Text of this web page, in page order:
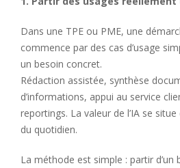
Dans une TPE ou PME, une
commence par des cas d’usage
un besoin concret.
Rédaction assistée, synthèse
d’informations, appui au service
reportings. La valeur de l’IA se
du quotidien.
La méthode est simple : partir d’un